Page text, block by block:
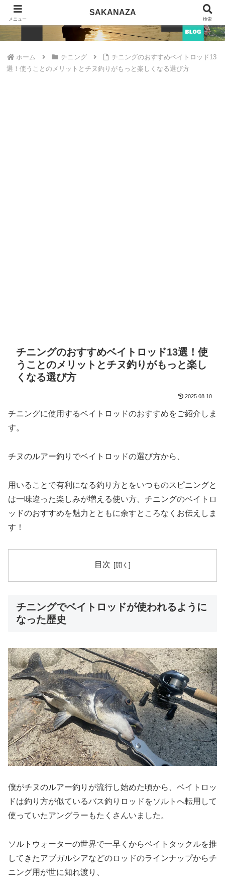
SAKANAZA
ホーム チニング
チニングのおすすめベイトロッド13
選！使うことのメリットとチヌ釣りがもっと楽しくなる選び方
チニングのおすすめベイトロッド13選！使
うことのメリットとチヌ釣りがもっと楽し
くなる選び方
2025.08.10
チニングに使用するベイトロッドのおすすめをご紹介しま
す。
チヌのルアー釣りでベイトロッドの選び方から、
用いることで有利になる釣り方とをいつものスピニングと
は一味違った楽しみが増える使い方、チニングのベイトロ
ッドのおすすめを魅力とともに余すところなくお伝えしま
す！
目次
チニングでベイトロッドが使われるように
なった歴史
僕がチヌのルアー釣りが流行し始めた頃から、ベイトロッ
ドは釣り方が似ているバス釣りロッドをソルトへ転用して
使っていたアングラーもたくさんいました。
ソルトウォーターの世界で一早くからベイトタックルを推
してきたアブガルシアなどのロッドのラインナップからチ
ニング用が世に知れ渡り、
メニュー
SAKANAZA
検索